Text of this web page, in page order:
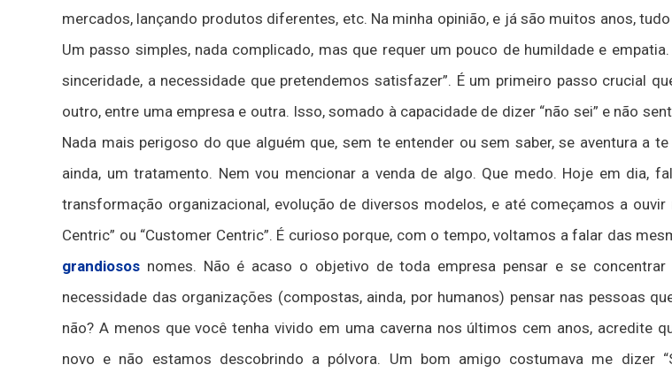
mercados, lançando produtos diferentes, etc. Na minha opinião, e já são muitos anos,
Um passo simples, nada complicado, mas que requer um pouco de humildade e
sinceridade, a necessidade que pretendemos satisfazer”. É um primeiro passo crucial
outro, entre uma empresa e outra. Isso, somado à capacidade de dizer “não sei” e não
Nada mais perigoso do que alguém que, sem te entender ou sem saber, se aventura a
ainda, um tratamento. Nem vou mencionar a venda de algo. Que medo. Hoje em dia,
transformação organizacional, evolução de diversos modelos, e até começamos a ouvir
Centric” ou “Customer Centric”. É curioso porque, com o tempo, voltamos a falar das
grandiosos nomes. Não é acaso o objetivo de toda empresa pensar e se
necessidade das organizações (compostas, ainda, por humanos) pensar nas pessoas
não? A menos que você tenha vivido em uma caverna nos últimos cem anos, acredite
novo e não estamos descobrindo a pólvora. Um bom amigo costumava me dizer